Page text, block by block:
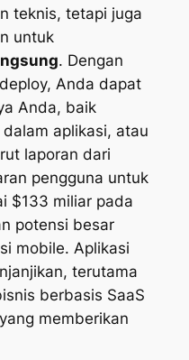
teknis, tetapi juga
untuk
. Dengan
Anda dapat
Anda, baik
aplikasi, atau
laporan dari
pengguna untuk
$133 miliar pada
potensi besar
mobile. Aplikasi
terutama
berbasis SaaS
memberikan